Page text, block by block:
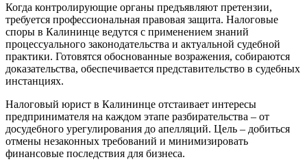
Когда контролирующие органы предъявляют претензии,
требуется профессиональная правовая защита. Налоговые
споры в Калининце ведутся с применением знаний
процессуального законодательства и актуальной судебной
практики. Готовятся обоснованные возражения, собираются
доказательства, обеспечивается представительство в судебных
инстанциях.
Налоговый юрист в Калининце отстаивает интересы
предпринимателя на каждом этапе разбирательства – от
досудебного урегулирования до апелляций. Цель – добиться
отмены незаконных требований и минимизировать
финансовые последствия для бизнеса.